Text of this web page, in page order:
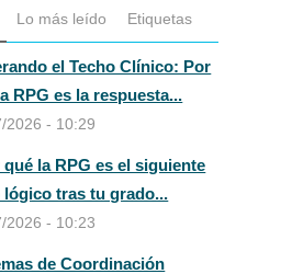
Lo más leído Etiquetas
el Techo Clínico: Por
RPG es la respuesta...
2026 - 10:29
qué la RPG es el siguiente
lógico tras tu grado...
2026 - 10:23
de Coordinación